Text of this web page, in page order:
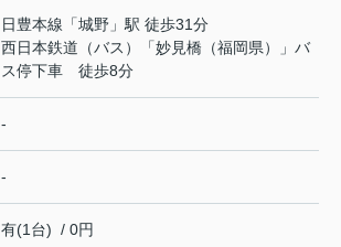
日豊本線 「城野 」駅 徒歩31分
西日本鉄道（バス）「妙見橋（福岡県）」バ
ス停下車 徒歩8分
-
-
有(1台) / 0円